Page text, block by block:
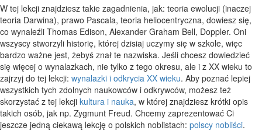
W tej lekcji znajdziesz takie zagadnienia, jak: teoria ewolucji (inaczej
teoria Darwina), prawo Pascala, teoria heliocentryczna, dowiesz się,
co wynaleźli Thomas Edison, Alexander Graham Bell, Doppler. Oni
wszyscy stworzyli historię, której dzisiaj uczymy się w szkole, więc
bardzo ważne jest, żebyś znał te nazwiska. Jeśli chcesz dowiedzieć
się więcej o wynalazkach, nie tylko z tego okresu, ale i z XX wieku to
zajrzyj do tej lekcji: wynalazki i odkrycia XX wieku. Aby poznać lepiej
wszystkich tych zdolnych naukowców i odkrywców, możesz też
skorzystać z tej lekcji kultura i nauka, w której znajdziesz krótki opis
takich osób, jak np. Zygmunt Freud. Chcemy zaprezentować Ci
jeszcze jedną ciekawą lekcję o polskich noblistach: polscy nobliści.